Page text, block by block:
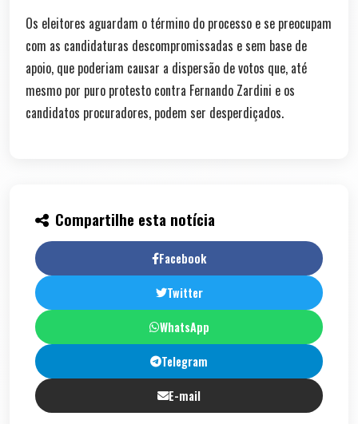
Os eleitores aguardam o término do processo e se preocupam
com as candidaturas descompromissadas e sem base de
apoio, que poderiam causar a dispersão de votos que, até
mesmo por puro protesto contra Fernando Zardini e os
candidatos procuradores, podem ser desperdiçados.
Compartilhe esta notícia
Facebook
Twitter
WhatsApp
Telegram
E-mail